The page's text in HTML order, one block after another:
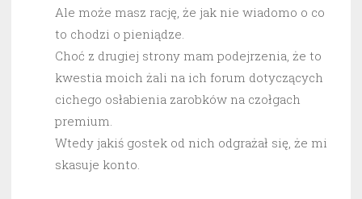
Ale może masz rację, że jak nie wiadomo o co
to chodzi o pieniądze.
Choć z drugiej strony mam podejrzenia, że to
kwestia moich żali na ich forum dotyczących
cichego osłabienia zarobków na czołgach
premium.
Wtedy jakiś gostek od nich odgrażał się, że mi
skasuje konto.